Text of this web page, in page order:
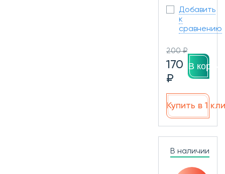
Добавить
к
сравнению
200 ₽
170
₽
В
Купить в 1
В наличии